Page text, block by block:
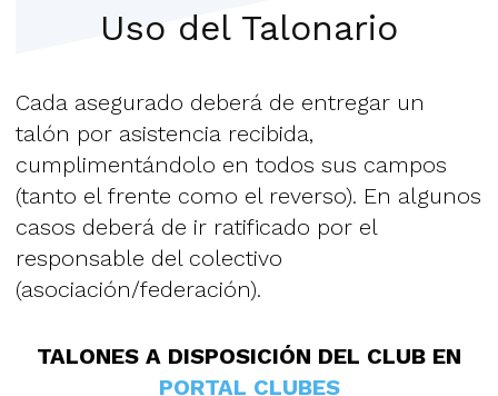
Uso del Talonario
Cada asegurado deberá de entregar un
talón por asistencia recibida,
cumplimentándolo en todos sus campos
(tanto el frente como el reverso). En algunos
casos deberá de ir ratificado por el
responsable del colectivo
(asociación/federación).
TALONES A DISPOSICIÓN DEL CLUB EN
PORTAL CLUBES